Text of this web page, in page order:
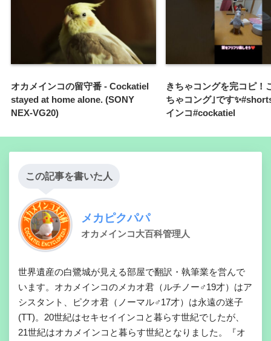
オカメインコの留守番 - Cockatiel
stayed at home alone. (SONY
NEX-VG20)
きちゃコングを完コピ！
ちゃコング｣です
インコ#cockatiel
この記事を書いた人
メカピクパパ
オカメインコ大百科管理人
世界遺産の白鷺城が見える部屋で翻訳・執筆業を営んで
います。オカメインコのメカオ君（ルチノー♂19才）はア
シスタント、ピクオ君（ノーマル♂17才）は永遠の迷子
(TT)。20世紀はセキセイインコと暮らす世紀でしたが、
21世紀はオカメインコと暮らす世紀となりました。『オ